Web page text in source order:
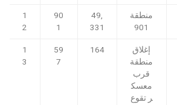
منطقة
901
49,
331
90
1
1
2
إغلاق
منطقة
قرب
معسك
ر تقوع
164
59
7
1
3